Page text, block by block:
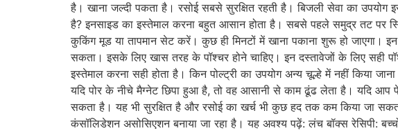
है। खाना जल्दी पकता है। रसोई सबसे सुरक्षित रहती है। बिजली सेवा का
है? इनसाइड का इस्तेमाल करना बहुत आसान होता है। सबसे पहले समुद्र तट
कुकिंग मूड या तापमान सेट करें। कुछ ही मिनटों में खाना पकाना शुरू हो जाएगा।
सकता। इसके लिए खास तरह के पॉश्चर होने चाहिए। इन दस्तावेजों के लिए
इस्तेमाल करना सही होता है। किन पोल्ट्री का उपयोग अन्य चूल्हे में नहीं किया
यदि पोर के नीचे मैग्नेट छिपा हुआ है, तो वह आसानी से काम ढूंढ लेता है। यदि आप
सकता है। यह भी सुरक्षित है और रसोई का खर्च भी कुछ हद तक कम किया जा
कंसॉलिडेशन असोसिएशन बनाया जा रहा है। यह अवश्य पढ़ें: लंच बॉक्स रेसिपी: